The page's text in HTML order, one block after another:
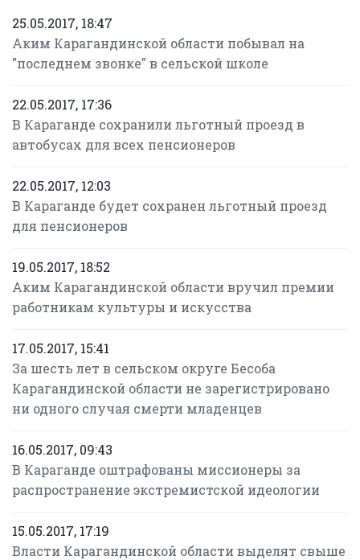
25.05.2017, 18:47
Аким Карагандинской области побывал на
"последнем звонке" в сельской школе
22.05.2017, 17:36
В Караганде сохранили льготный проезд в
автобусах для всех пенсионеров
22.05.2017, 12:03
В Караганде будет сохранен льготный проезд
для пенсионеров
19.05.2017, 18:52
Аким Карагандинской области вручил премии
работникам культуры и искусства
17.05.2017, 15:41
За шесть лет в сельском округе Бесоба
Карагандинской области не зарегистрировано
ни одного случая смерти младенцев
16.05.2017, 09:43
В Караганде оштрафованы миссионеры за
распространение экстремистской идеологии
15.05.2017, 17:19
Власти Карагандинской области выделят свыше